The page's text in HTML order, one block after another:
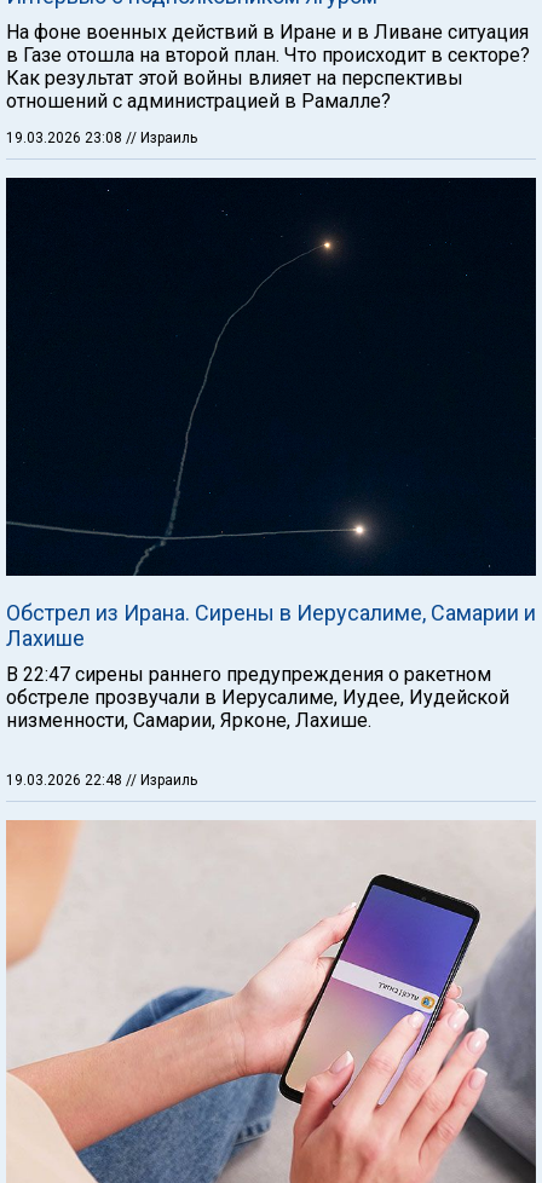
На фоне военных действий в Иране и в Ливане ситуация
в Газе отошла на второй план. Что происходит в секторе?
Как результат этой войны влияет на перспективы
отношений с администрацией в Рамалле?
19.03.2026 23:08 // Израиль
Обстрел из Ирана. Сирены в Иерусалиме, Самарии и
Лахише
В 22:47 сирены раннего предупреждения о ракетном
обстреле прозвучали в Иерусалиме, Иудее, Иудейской
низменности, Самарии, Ярконе, Лахише.
19.03.2026 22:48 // Израиль